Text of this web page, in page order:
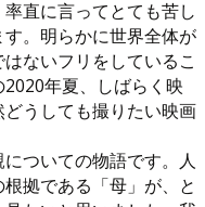
直に言ってとても苦し
。明らかに世界全体が
ないフリをしているこ
年夏、しばらく映
うしても撮りたい映画
ついての物語です。人
拠である「母」が、と